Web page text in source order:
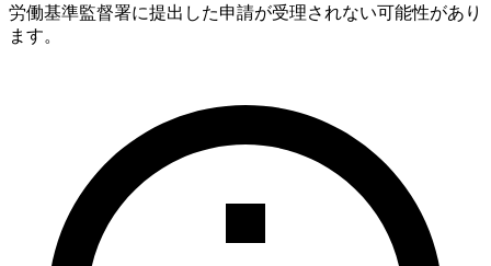
労働基準監督署に提出した申請が受理されない可能性があり
ます。